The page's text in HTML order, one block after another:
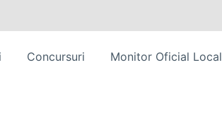
Concursuri
Monitor Oficial Local